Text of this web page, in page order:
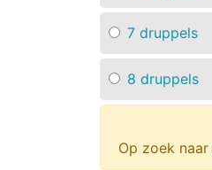
7 druppels
8 druppels
Op zoek naar